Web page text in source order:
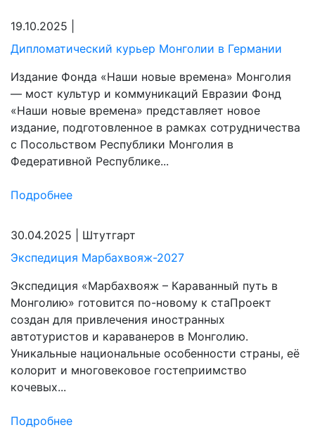
19.10.2025
Дипломатический курьер Монголии в Германии
Издание Фонда «Наши новые времена» Монголия
— мост культур и коммуникаций Евразии Фонд
«Наши новые времена» представляет новое
издание, подготовленное в рамках сотрудничества
с Посольством Республики Монголия в
Федеративной Республике...
Подробнее
30.04.2025
Штутгарт
Экспедиция Марбахвояж-2027
Экспедиция «Марбахвояж – Караванный путь в
Монголию» готовится по-новому к стаПроект
создан для привлечения иностранных
автотуристов и караванеров в Монголию.
Уникальные национальные особенности страны, её
колорит и многовековое гостеприимство
кочевых...
Подробнее